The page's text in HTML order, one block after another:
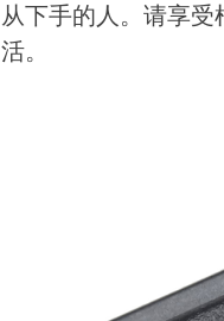
从下手的人。请享受
活。